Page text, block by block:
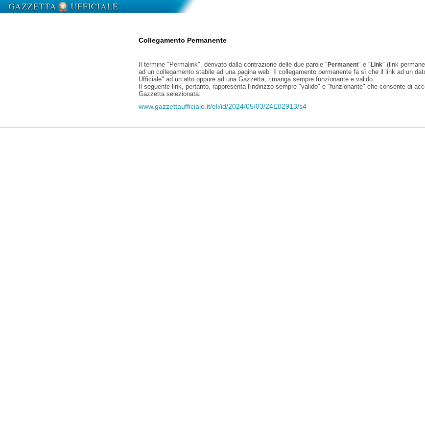
Collegamento Permanente
Il termine "Permalink", derivato dalla contrazione delle due parole "Permanent" e "Link" (link
ad un collegamento stabile ad una pagina web. Il collegamento permanente fa sì che il link ad un
Ufficiale" ad un atto oppure ad una Gazzetta, rimanga sempre funzionante e valido.
Il seguente link, pertanto, rappresenta l'indirizzo sempre "valido" e "funzionante" che consente di
Gazzetta selezionata:
www.gazzettaufficiale.it/eli/id/2024/05/03/24E02913/s4